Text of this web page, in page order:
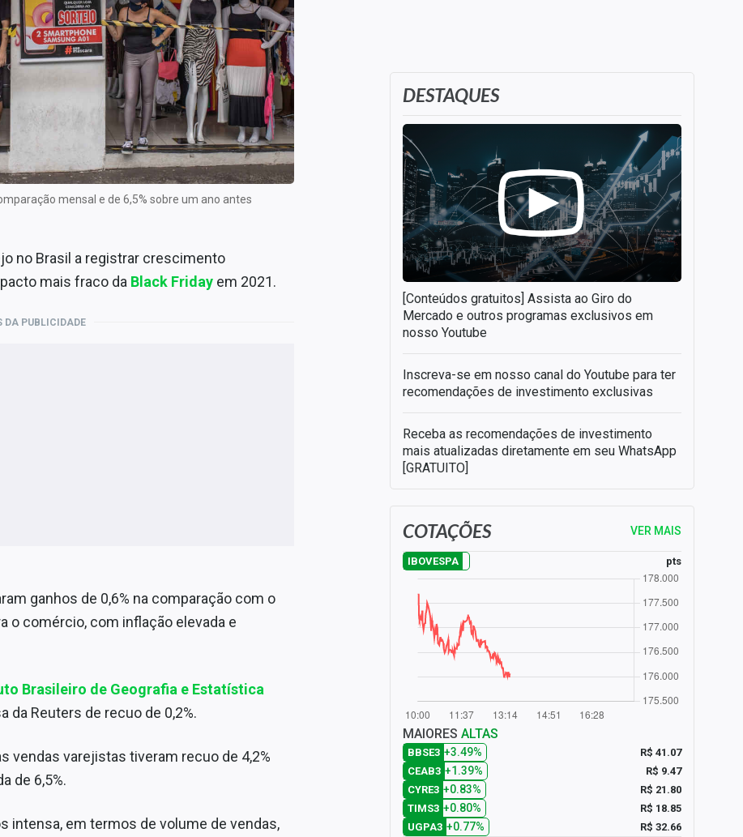
mensal e de 6,5% sobre um ano antes
no Brasil a registrar crescimento
mais fraco da Black Friday em 2021.
DA PUBLICIDADE
ganhos de 0,6% na comparação com o
o comércio, com inflação elevada e
Brasileiro de Geografia e Estatística
da Reuters de recuo de 0,2%.
vendas varejistas tiveram recuo de 4,2%
de 6,5%.
intensa, em termos de volume de vendas,
DESTAQUES
[Conteúdos gratuitos] Assista ao Giro do
Mercado e outros programas exclusivos em
nosso Youtube
Inscreva-se em nosso canal do Youtube para ter
recomendações de investimento exclusivas
Receba as recomendações de investimento
mais atualizadas diretamente em seu WhatsApp
[GRATUITO]
COTAÇÕES VER MAIS
IBOVESPA pts
MAIORES ALTAS
BBSE3 +3.49%
R$ 41.07
CEAB3 +1.39%
R$ 9.47
CYRE3 +0.83%
R$ 21.80
TIMS3 +0.80%
R$ 18.85
UGPA3 +0.77% R$ 32.66